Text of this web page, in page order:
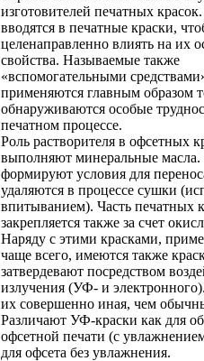
изготовителей печатных
вводятся в печатные краски,
целенаправленно влиять на их
свойства. Называемые также
«вспомогательными
применяются главным образом
обнаруживаются особые
печатном процессе.
Роль растворителя в офсетных
выполняют минеральные
формируют условия для
удаляются в процессе сушки
впитыванием). Часть печатных
закрепляется также за счет
Наряду с этими красками,
чаще всего, имеются также
затвердевают посредством
излучения (УФ- и
их совершенно иная, чем
Различают УФ-краски как для
офсетной печати (с
для офсета без увлажнения.